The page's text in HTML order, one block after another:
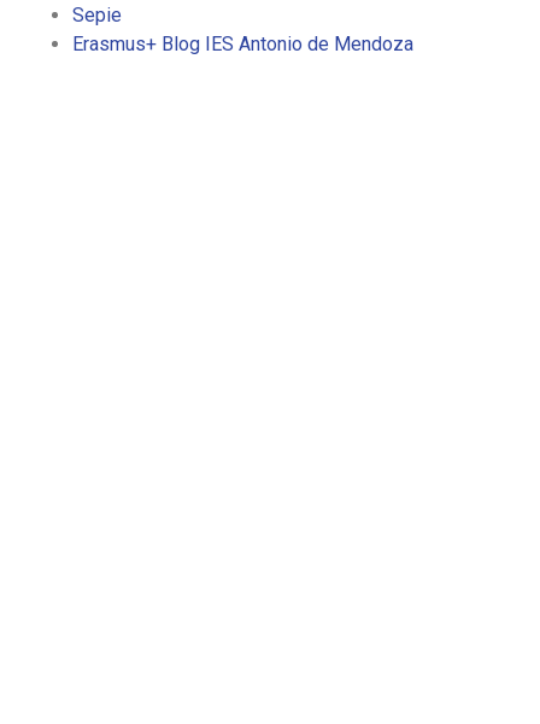
Sepie
Erasmus+ Blog IES Antonio de Mendoza